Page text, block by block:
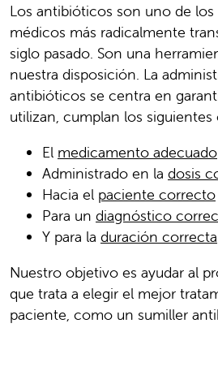
Los antibióticos son uno de
médicos más radicalmente
siglo pasado. Son una
nuestra disposición. La
antibióticos se centra en
utilizan, cumplan los siguientes
El medicamento adecuado
Administrado en la dosis
Hacia el paciente correcto
Para un diagnóstico
Y para la duración correcta
Nuestro objetivo es ayudar al
que trata a elegir el mejor
paciente, como un sumiller